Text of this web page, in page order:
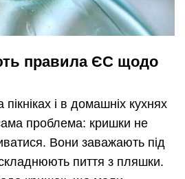
правила ЄС щодо
і в домашніх кухнях
проблема: кришки не
Вони заважають під
пиття з пляшки.